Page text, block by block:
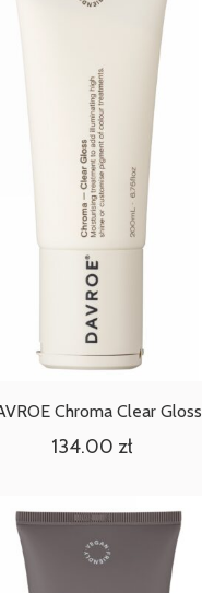
Chroma Clear Gloss
134.00 zł